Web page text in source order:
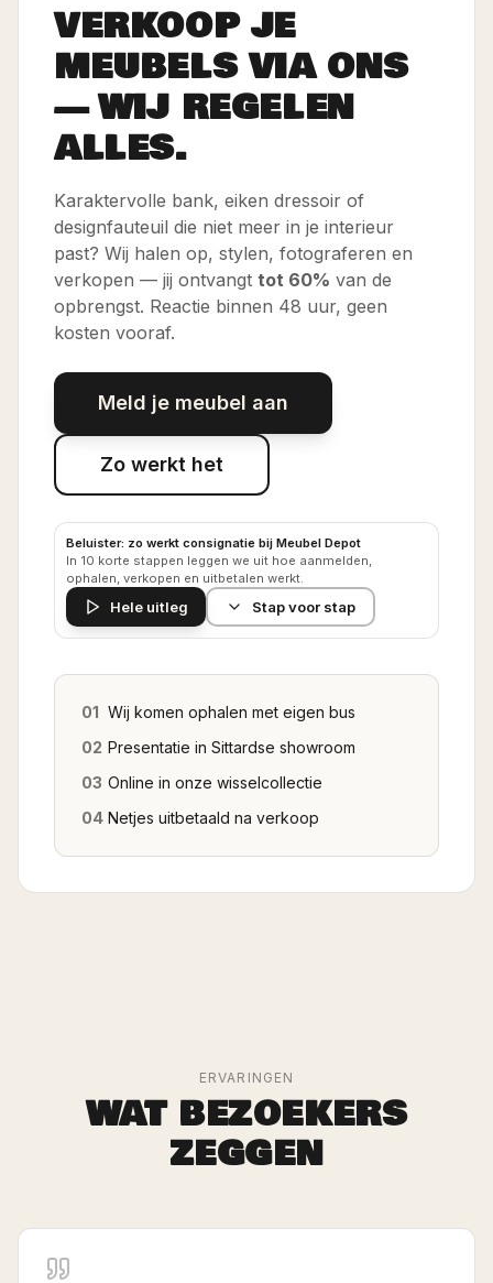
VERKOOP JE
MEUBELS VIA ONS
— WIJ REGELEN
ALLES.
Karaktervolle bank, eiken dressoir of
designfauteuil die niet meer in je interieur
past? Wij halen op, stylen, fotograferen en
verkopen — jij ontvangt tot 60% van de
opbrengst. Reactie binnen 48 uur, geen
kosten vooraf.
Meld je meubel aan
Zo werkt het
Beluister: zo werkt consignatie bij Meubel Depot
In 10 korte stappen leggen we uit hoe aanmelden,
ophalen, verkopen en uitbetalen werkt.
Hele uitleg Stap voor stap
01 Wij komen ophalen met eigen bus
02 Presentatie in Sittardse showroom
03 Online in onze wisselcollectie
04 Netjes uitbetaald na verkoop
ERVARINGEN
WAT BEZOEKERS
ZEGGEN